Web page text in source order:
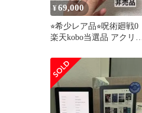
¥69,000
⭐︎希少レア品⭐︎呪術廻戦0
楽天kobo当選品 アクリル